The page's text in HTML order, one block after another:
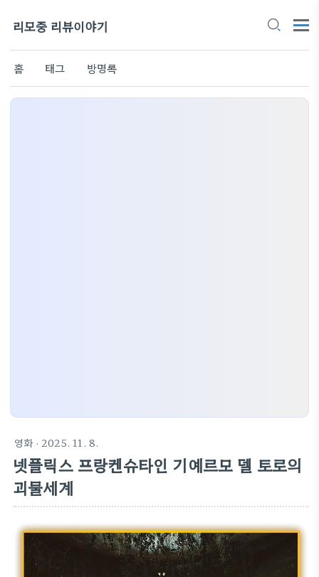
리모중 리뷰이야기
홈 태그 방명록
영화· 2025. 11. 8.
넷플릭스 프랑켄슈타인 기예르모 델 토로의
괴물세계